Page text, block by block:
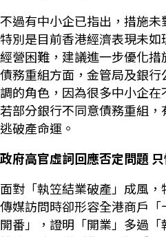
不過有中小企已指出，措施未
特別是目前香港經濟表現未
經營困難，建議進一步優化
債務重組方面，金管局及銀
調的角色，因為很多中小企在
若部分銀行不同意債務重組
逃破產命運。
政府高官虛詞回應否定問題
面對「執笠結業破產」成風
傳媒訪問時卻形容全港商戶
開番」，證明「開業」多過